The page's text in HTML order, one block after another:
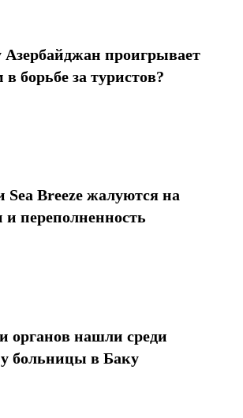
проигрывает
в борьбе за туристов?
Breeze жалуются на
и переполненность
органов нашли среди
больницы в Баку